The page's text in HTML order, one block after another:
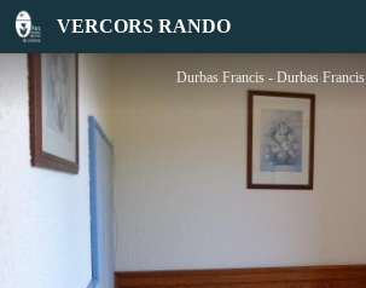
VERCORS RANDO
M. DURBAS Francis
Durbas Francis - Durbas Francis